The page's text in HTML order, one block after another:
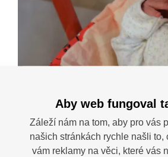
Máte dotazy?
Aby web fungoval
Záleží nám na tom, aby pro vás
našich stránkách rychle našli
vám reklamy na věci, které vás